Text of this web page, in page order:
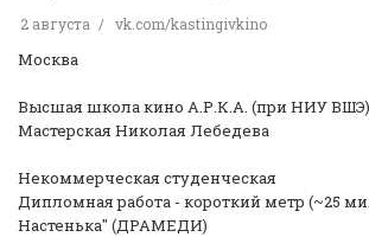
2 августа vk.com/kastingivkino
Москва
Высшая школа кино А.Р.К.А. (при НИУ ВШЭ)
Мастерская Николая Лебедева
Некоммерческая студенческая
Дипломная работа - короткий метр (~25
Настенька" (ДРАМЕДИ)